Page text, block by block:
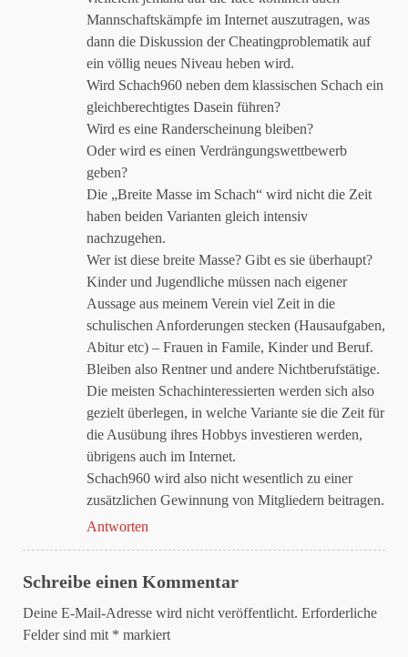
Mannschaftskämpfe im Internet auszutragen, was
dann die Diskussion der Cheatingproblematik auf
ein völlig neues Niveau heben wird.
Wird Schach960 neben dem klassischen Schach ein
gleichberechtigtes Dasein führen?
Wird es eine Randerscheinung bleiben?
Oder wird es einen Verdrängungswettbewerb
geben?
Die „Breite Masse im Schach“ wird nicht die Zeit
haben beiden Varianten gleich intensiv
nachzugehen.
Wer ist diese breite Masse? Gibt es sie überhaupt?
Kinder und Jugendliche müssen nach eigener
Aussage aus meinem Verein viel Zeit in die
schulischen Anforderungen stecken (Hausaufgaben,
Abitur etc) – Frauen in Famile, Kinder und Beruf.
Bleiben also Rentner und andere Nichtberufstätige.
Die meisten Schachinteressierten werden sich also
gezielt überlegen, in welche Variante sie die Zeit für
die Ausübung ihres Hobbys investieren werden,
übrigens auch im Internet.
Schach960 wird also nicht wesentlich zu einer
zusätzlichen Gewinnung von Mitgliedern beitragen.
Antworten
Schreibe einen Kommentar
Deine E-Mail-Adresse wird nicht veröffentlicht. Erforderliche
Felder sind mit * markiert